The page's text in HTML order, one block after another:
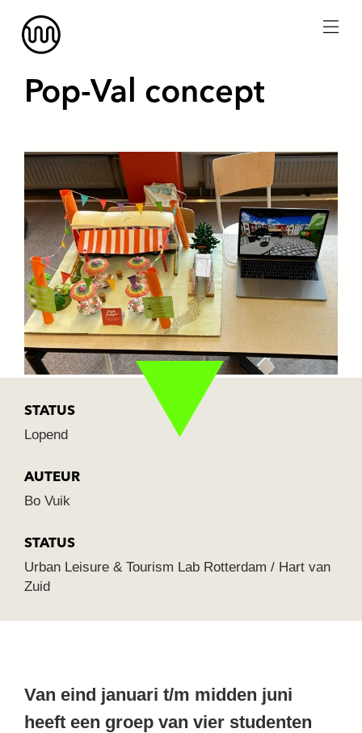
Pop-Val concept
STATUS
Lopend
AUTEUR
Bo Vuik
STATUS
Urban Leisure & Tourism Lab Rotterdam / Hart van
Zuid
Van eind januari t/m midden juni
heeft een groep van vier studenten